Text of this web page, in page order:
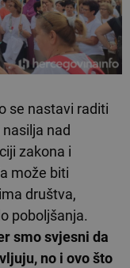
se nastavi raditi
nad
zakona i
može biti
društva,
poboljšanja.
smo svjesni da
no i ovo što